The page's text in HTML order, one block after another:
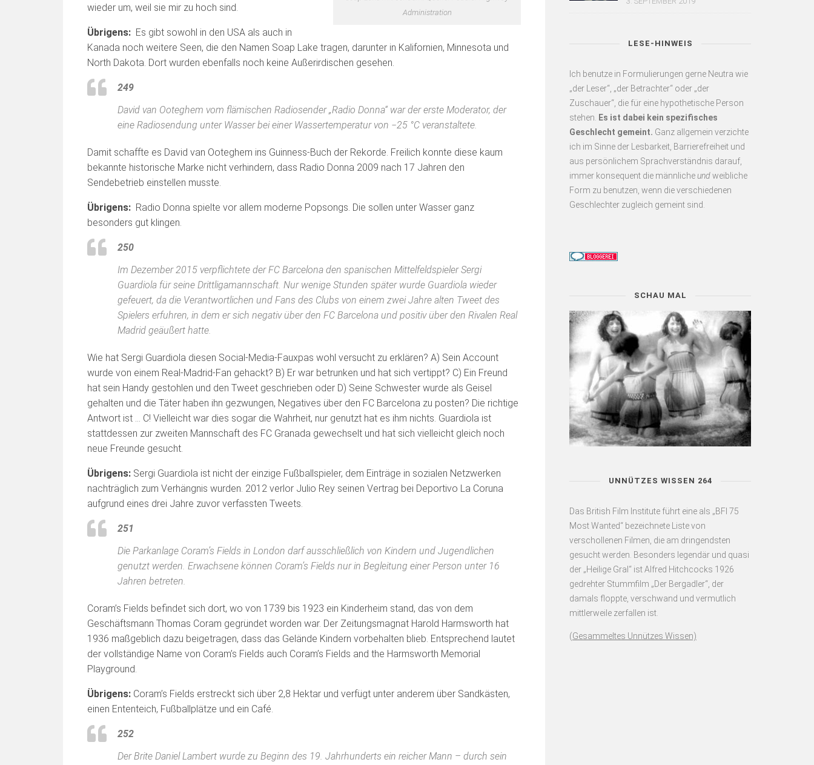
Administration
wieder um, weil sie mir zu hoch sind.
Übrigens: Es gibt sowohl in den USA als auch in
Kanada noch weitere Seen, die den Namen Soap Lake tragen, darunter in Kalifornien, Minnesota und
North Dakota. Dort wurden ebenfalls noch keine Außerirdischen gesehen.
249
David van Ooteghem vom flämischen Radiosender „Radio Donna“ war der erste Moderator, der
eine Radiosendung unter Wasser bei einer Wassertemperatur von −25 °C veranstaltete.
Damit schaffte es David van Ooteghem ins Guinness-Buch der Rekorde. Freilich konnte diese kaum
bekannte historische Marke nicht verhindern, dass Radio Donna 2009 nach 17 Jahren den
Sendebetrieb einstellen musste.
Übrigens: Radio Donna spielte vor allem moderne Popsongs. Die sollen unter Wasser ganz
besonders gut klingen.
250
Im Dezember 2015 verpflichtete der FC Barcelona den spanischen Mittelfeldspieler Sergi
Guardiola für seine Drittligamannschaft. Nur wenige Stunden später wurde Guardiola wieder
gefeuert, da die Verantwortlichen und Fans des Clubs von einem zwei Jahre alten Tweet des
Spielers erfuhren, in dem er sich negativ über den FC Barcelona und positiv über den Rivalen Real
Madrid geäußert hatte.
Wie hat Sergi Guardiola diesen Social-Media-Fauxpas wohl versucht zu erklären? A) Sein Account
wurde von einem Real-Madrid-Fan gehackt? B) Er war betrunken und hat sich vertippt? C) Ein Freund
hat sein Handy gestohlen und den Tweet geschrieben oder D) Seine Schwester wurde als Geisel
gehalten und die Täter haben ihn gezwungen, Negatives über den FC Barcelona zu posten? Die richtige
Antwort ist … C! Vielleicht war dies sogar die Wahrheit, nur genutzt hat es ihm nichts. Guardiola ist
stattdessen zur zweiten Mannschaft des FC Granada gewechselt und hat sich vielleicht gleich noch
neue Freunde gesucht.
Übrigens: Sergi Guardiola ist nicht der einzige Fußballspieler, dem Einträge in sozialen Netzwerken
nachträglich zum Verhängnis wurden. 2012 verlor Julio Rey seinen Vertrag bei Deportivo La Coruna
aufgrund eines drei Jahre zuvor verfassten Tweets.
251
Die Parkanlage Coram’s Fields in London darf ausschließlich von Kindern und Jugendlichen
genutzt werden. Erwachsene können Coram’s Fields nur in Begleitung einer Person unter 16
Jahren betreten.
Coram’s Fields befindet sich dort, wo von 1739 bis 1923 ein Kinderheim stand, das von dem
Geschäftsmann Thomas Coram gegründet worden war. Der Zeitungsmagnat Harold Harmsworth hat
1936 maßgeblich dazu beigetragen, dass das Gelände Kindern vorbehalten blieb. Entsprechend lautet
der vollständige Name von Coram’s Fields auch Coram’s Fields and the Harmsworth Memorial
Playground.
Übrigens: Coram’s Fields erstreckt sich über 2,8 Hektar und verfügt unter anderem über Sandkästen,
einen Ententeich, Fußballplätze und ein Café.
252
Der Brite Daniel Lambert wurde zu Beginn des 19. Jahrhunderts ein reicher Mann – durch sein
LESE-HINWEIS
Ich benutze in Formulierungen gerne Neutra wie
„der Leser“, „der Betrachter“ oder „der
Zuschauer“, die für eine hypothetische Person
stehen.
Es ist dabei kein spezifisches
Geschlecht gemeint. Ganz allgemein verzichte
ich im Sinne der Lesbarkeit, Barrierefreiheit und
aus persönlichem Sprachverständnis darauf,
immer konsequent die männlicheundweibliche
Form zu benutzen, wenn die verschiedenen
Geschlechter zugleich gemeint sind.
SCHAU MAL
UNNÜTZES WISSEN 264
Das British Film Institute führt eine als „BFI 75
Most Wanted“ bezeichnete Liste von
verschollenen Filmen, die am dringendsten
gesucht werden. Besonders legendär und quasi
der „Heilige Gral“ ist Alfred Hitchcocks 1926
gedrehter Stummfilm „Der Bergadler“, der
damals floppte, verschwand und vermutlich
mittlerweile zerfallen ist.
(Gesammeltes Unnützes Wissen)